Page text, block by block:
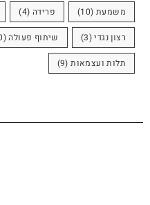
משמעת (10) פרידה (4)
רצון נגדי(3) שיתוף פעולה(10)
תלות ועצמאות(9)